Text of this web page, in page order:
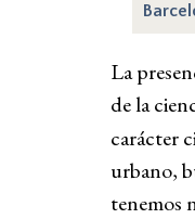
La
de la
carácter
urbano,
tenemos